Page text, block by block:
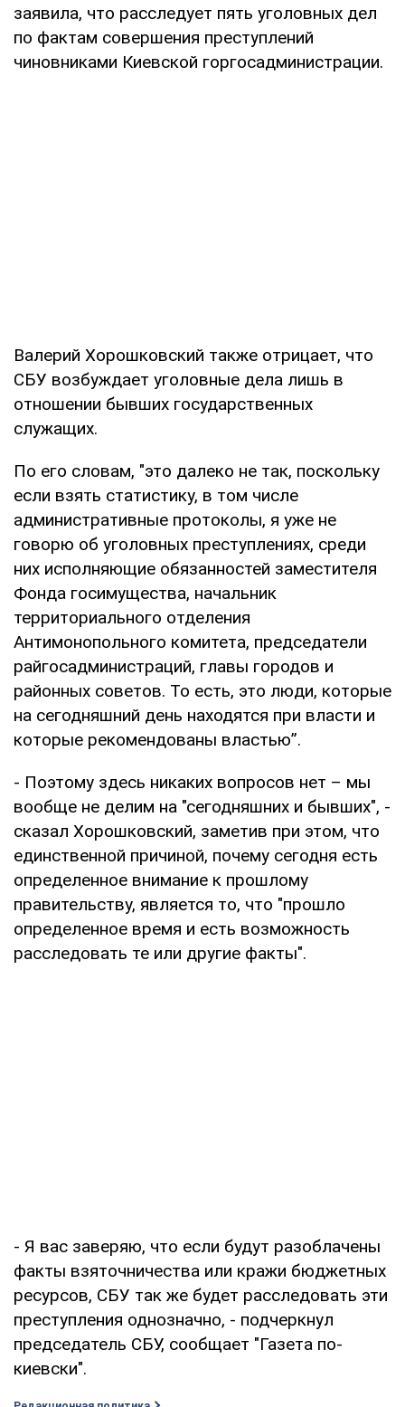
заявила, что расследует пять уголовных дел
по фактам совершения преступлений
чиновниками Киевской горгосадминистрации.
Валерий Хорошковский также отрицает, что
СБУ возбуждает уголовные дела лишь в
отношении бывших государственных
служащих.
По его словам, "это далеко не так, поскольку
если взять статистику, в том числе
административные протоколы, я уже не
говорю об уголовных преступлениях, среди
них исполняющие обязанностей заместителя
Фонда госимущества, начальник
территориального отделения
Антимонопольного комитета, председатели
райгосадминистраций, главы городов и
районных советов. То есть, это люди, которые
на сегодняшний день находятся при власти и
которые рекомендованы властью”.
- Поэтому здесь никаких вопросов нет – мы
вообще не делим на "сегодняшних и бывших", -
сказал Хорошковский, заметив при этом, что
единственной причиной, почему сегодня есть
определенное внимание к прошлому
правительству, является то, что "прошло
определенное время и есть возможность
расследовать те или другие факты".
- Я вас заверяю, что если будут разоблачены
факты взяточничества или кражи бюджетных
ресурсов, СБУ так же будет расследовать эти
преступления однозначно, - подчеркнул
председатель СБУ, сообщает "Газета по-
киевски".